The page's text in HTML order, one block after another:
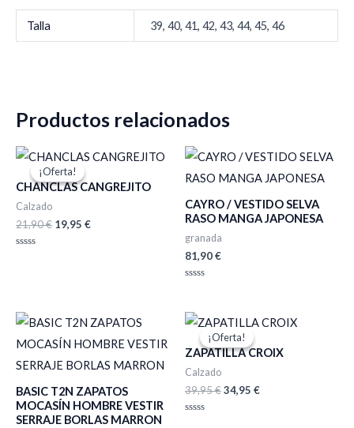
Talla 39, 40, 41, 42, 43, 44, 45, 46
Productos relacionados
¡Oferta!
¡Oferta!
CHANCLAS CANGREJITO
Calzado
21,90€
El
precio
original
era:
19,95 €
El
precio
es:
CAYRO / VESTIDO SELVA
RASO MANGA JAPONESA
granada
81,90€
de
5
BASIC T2N ZAPATOS
MOCASÍN HOMBRE VESTIR
SERRAJE BORLAS MARRON
¡Oferta!
¡Oferta!
ZAPATILLA CROIX
Calzado
39,95€
El
precio
original
era:
34,95 €
El
precio
es: